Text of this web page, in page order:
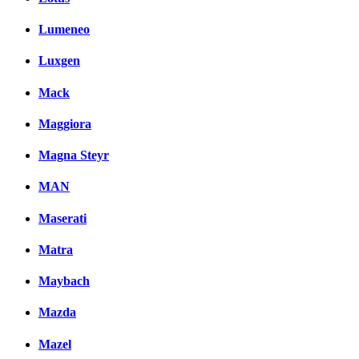
Lumeneo
Luxgen
Mack
Maggiora
Magna Steyr
MAN
Maserati
Matra
Maybach
Mazda
Mazel